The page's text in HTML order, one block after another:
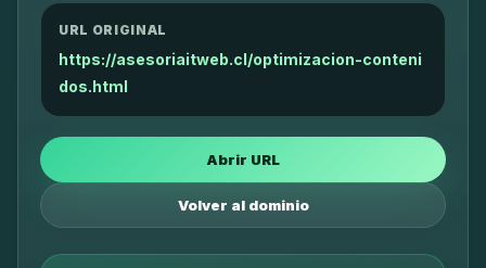
URL ORIGINAL
https://asesoriaitweb.cl/optimizacion-conteni
dos.html
Abrir URL
Volver al dominio